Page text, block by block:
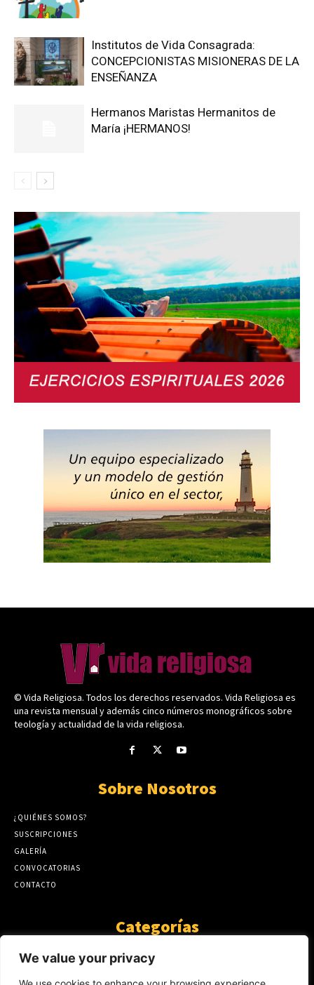
We value your privacy
Institutos de Vida Consagrada:
CONCEPCIONISTAS MISIONERAS DE LA
ENSEÑANZA
Hermanos Maristas Hermanitos de
María ¡HERMANOS!
© Vida Religiosa. Todos los derechos reservados. Vida Religiosa es
una revista mensual y además cinco números monográficos sobre
teología y actualidad de la vida religiosa.
Sobre Nosotros
¿QUIÉNES SOMOS?
SUSCRIPCIONES
GALERÍA
CONVOCATORIAS
CONTACTO
Categorías
ARTÍCULOS
GUANTE DE SEDA